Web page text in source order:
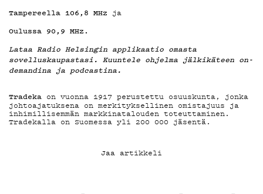
Tampereella 106,8 MHz ja
Oulussa 90,9 MHz.
Lataa Radio Helsingin applikaatio omasta
sovelluskaupastasi. Kuuntele ohjelma jälkikäteen on-
demandina ja podcastina.
Tradeka on vuonna 1917 perustettu osuuskunta, jonka
johtoajatuksena on merkityksellinen omistajuus ja
inhimillisemmän markkinatalouden toteuttaminen.
Tradekalla on Suomessa yli 200 000 jäsentä.
Jaa artikkeli